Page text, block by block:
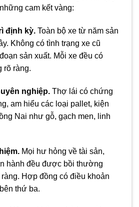
cam kết vàng:
định kỳ. Toàn bộ xe từ năm sản
Không có tình trạng xe cũ
sản xuất. Mỗi xe đều có
rõ ràng.
nghiệp. Thợ lái có chứng
am hiểu các loại pallet, kiện
Nai như gỗ, gạch men, linh
Mọi hư hỏng về tài sản,
hành đều được bồi thường
Hợp đồng có điều khoản
thứ ba.